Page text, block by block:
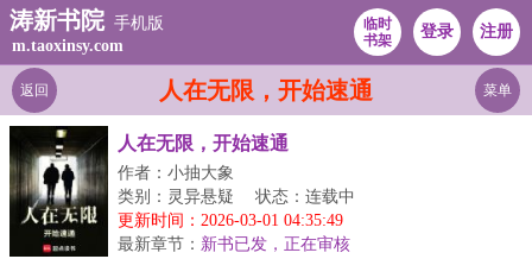
涛新书院 手机版
m.taoxinsy.com
临时
书架
登录 注册
人在无限，开始速通
返回 菜单
人在无限，开始速通
作者：小抽大象
类别：灵异悬疑
状态：连载中
更新时间：2026-03-01 04:35:49
最新章节： 新书已发，正在审核